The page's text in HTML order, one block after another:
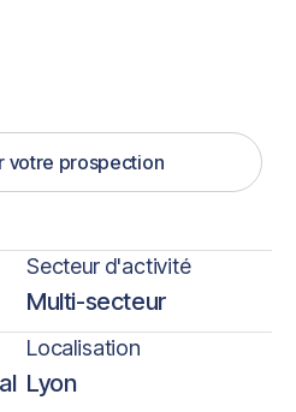
votre prospection
Secteur d'activité
Multi-secteur
Localisation
Lyon